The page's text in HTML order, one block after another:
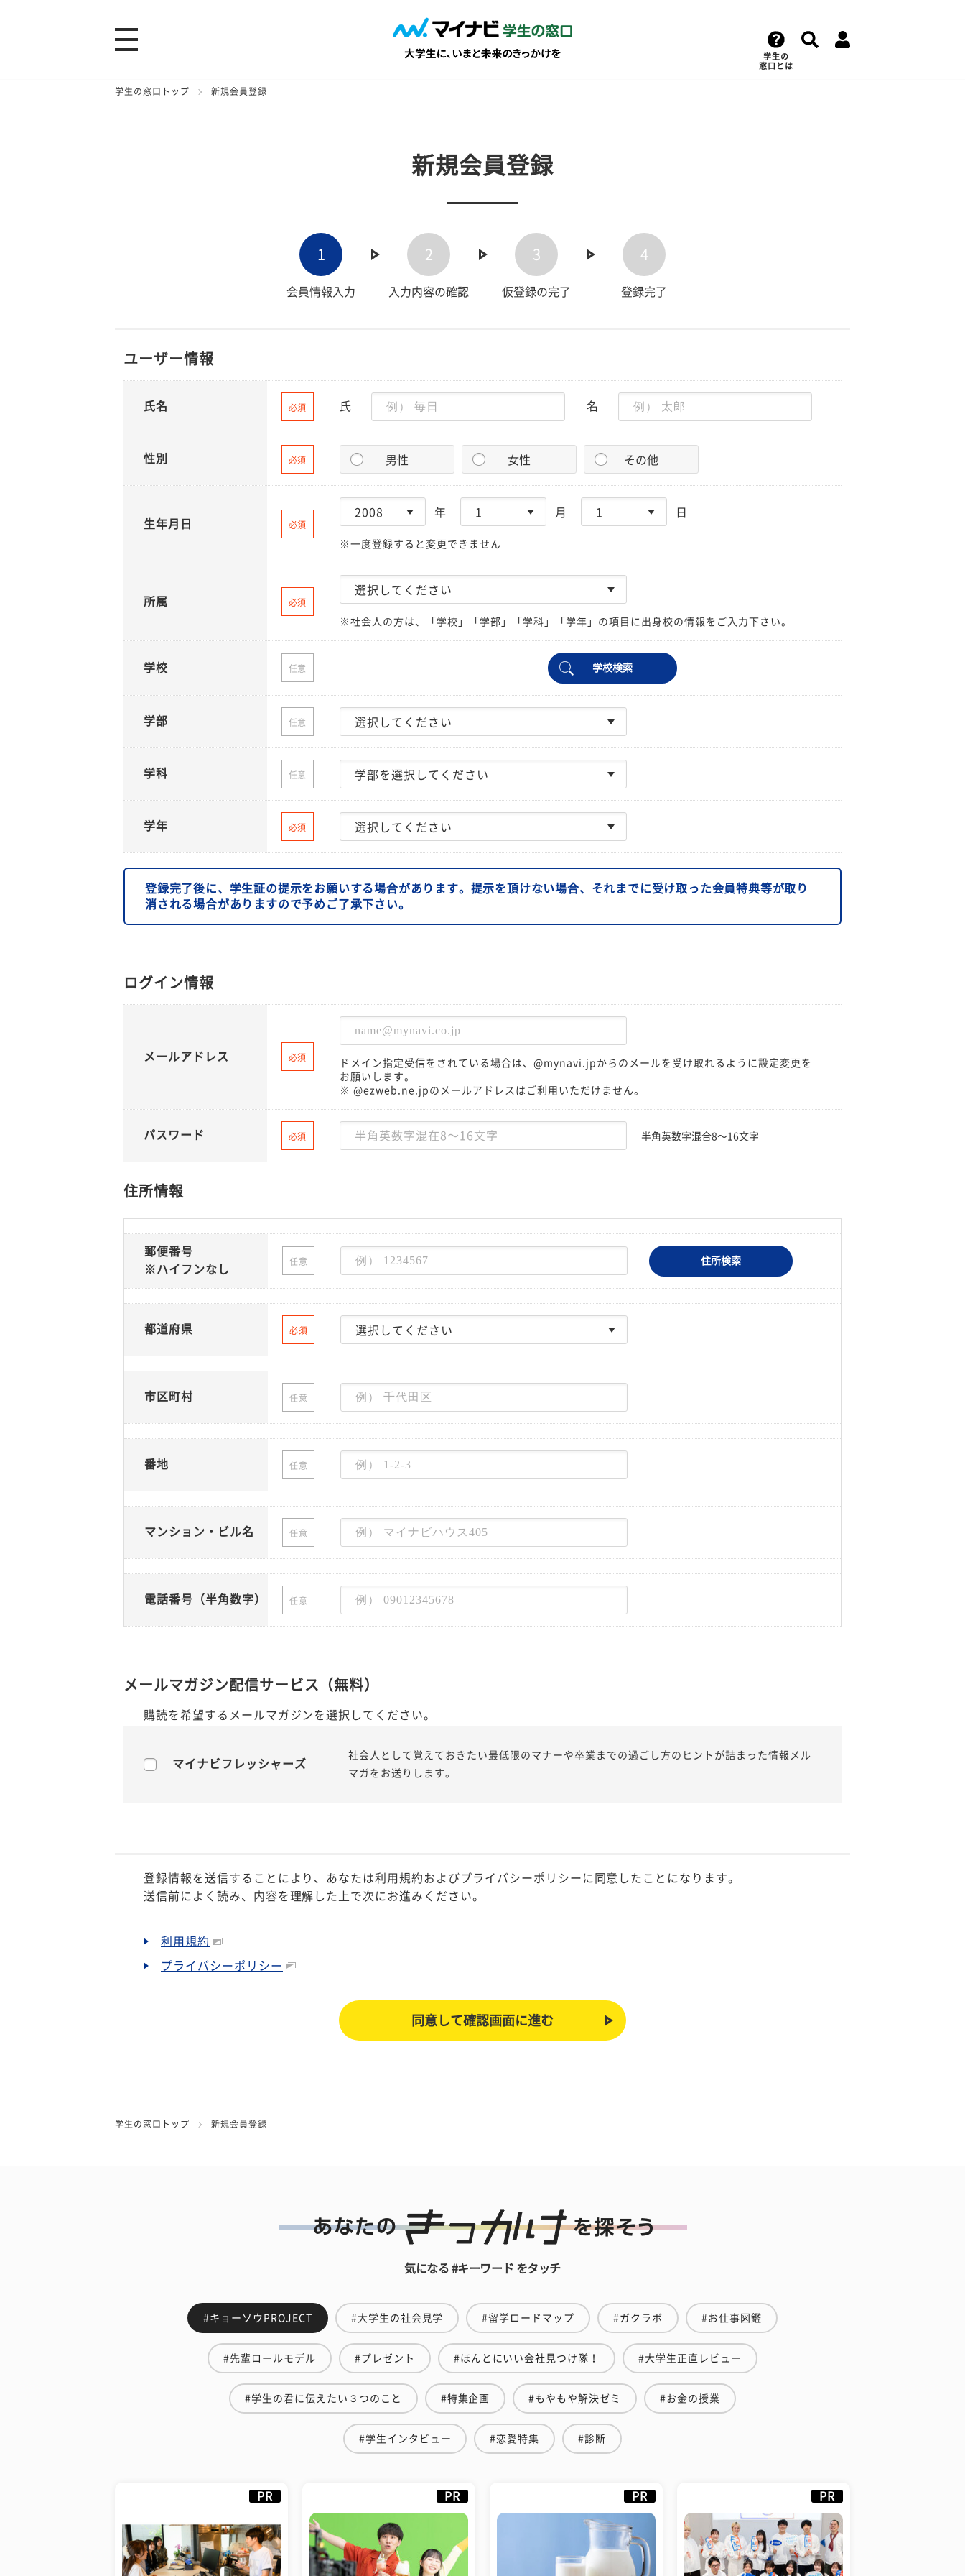
学生の
窓口とは
学生の窓口トップ 新規会員登録
新規会員登録
1
会員情報入力
2
入力内容の確認
3
仮登録の完了
4
登録完了
ユーザー情報
氏名 必須 氏 名
性別 必須 男性 女性 その他
生年月日 必須
年 月 日
※一度登録すると変更できません
所属 必須
※社会人の方は、「学校」「学部」「学科」「学年」の項目に出身校の情報をご入力下さい。
学校 任意 学校検索
学部 任意
学科 任意
学年 必須
登録完了後に、学生証の提示をお願いする場合があります。提示を頂けない場合、それまでに受け取った会員特典等が取り
消される場合がありますので予めご了承下さい。
ログイン情報
メールアドレス 必須
ドメイン指定受信をされている場合は、@mynavi.jpからのメールを受け取れるように設定変更を
お願いします。
※ @ezweb.ne.jpのメールアドレスはご利用いただけません。
パスワード 必須 半角英数字混合8〜16文字
住所情報
郵便番号
※ハイフンなし
任意 住所検索
都道府県 必須
市区町村 任意
番地 任意
マンション・ビル名 任意
電話番号（半角数字） 任意
メールマガジン配信サービス（無料）
購読を希望するメールマガジンを選択してください。
マイナビフレッシャーズ
社会人として覚えておきたい最低限のマナーや卒業までの過ごし方のヒントが詰まった情報メル
マガをお送りします。
登録情報を送信することにより、あなたは利用規約およびプライバシーポリシーに同意したことになります。
送信前によく読み、内容を理解した上で次にお進みください。
利用規約
プライバシーポリシー
学生の窓口トップ 新規会員登録
気になる #キーワード をタッチ
#キョーソウPROJECT #大学生の社会見学 #留学ロードマップ #ガクラボ #お仕事図鑑
#先輩ロールモデル #プレゼント #ほんとにいい会社見つけ隊！ #大学生正直レビュー
#学生の君に伝えたい３つのこと #特集企画 #もやもや解決ゼミ #お金の授業
#学生インタビュー #恋愛特集 #診断
PR PR PR PR